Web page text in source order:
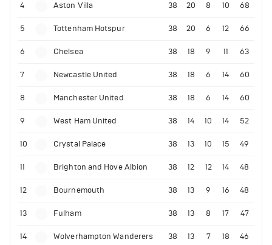
4 Aston Villa 38 20 8 10 68
5 Tottenham Hotspur 38 20 6 12 66
6 Chelsea 38 18 9 11 63
7 Newcastle United 38 18 6 14 60
8 Manchester United 38 18 6 14 60
9 West Ham United 38 14 10 14 52
10 Crystal Palace 38 13 10 15 49
11 Brighton and Hove Albion 38 12 12 14 48
12 Bournemouth 38 13 9 16 48
13 Fulham 38 13 8 17 47
14 Wolverhampton Wanderers 38 13 7 18 46